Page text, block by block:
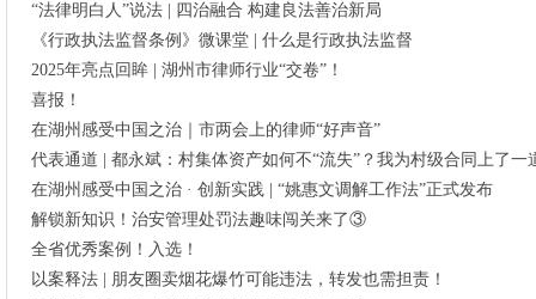
“法律明白人”说法 | 四治融合 构建良法善治新局
《行政执法监督条例》微课堂 | 什么是行政执法监督
2025年亮点回眸 | 湖州市律师行业“交卷”！
喜报！
在湖州感受中国之治｜市两会上的律师“好声音”
代表通道 | 都永斌：村集体资产如何不“流失”？我为村级合同上了一
在湖州感受中国之治 · 创新实践 | “姚惠文调解工作法”正式发布
解锁新知识！治安管理处罚法趣味闯关来了③
全省优秀案例！入选！
以案释法 | 朋友圈卖烟花爆竹可能违法，转发也需担责！